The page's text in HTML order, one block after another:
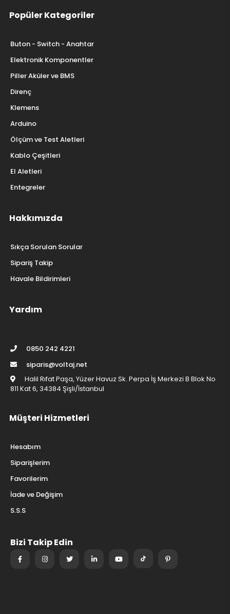
Popüler Kategoriler
Buton - Switch - Anahtar
Elektronik Komponentler
Piller Aküler ve BMS
Direnç
Klemens
Arduino
Ölçüm ve Test Aletleri
Kablo Çeşitleri
El Aletleri
Entegreler
Hakkımızda
Sıkça Sorulan Sorular
Sipariş Takip
Havale Bildirimleri
Yardım
0850 242 4221
siparis@voltaj.net
Halil Rıfat Paşa, Yüzer Havuz Sk. Perpa İş Merkezi B Blok No
811 Kat 6, 34384 Şişli/İstanbul
Müşteri Hizmetleri
Hesabım
Siparişlerim
Favorilerim
İade ve Değişim
S.S.S
Bizi Takip Edin